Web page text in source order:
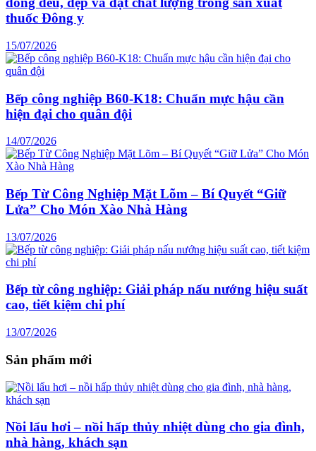
thuốc Đông y
15/07/2026
Bếp công nghiệp B60-K18: Chuẩn mực hậu cần
hiện đại cho quân đội
14/07/2026
Bếp Từ Công Nghiệp Mặt Lõm – Bí Quyết “Giữ
Lửa” Cho Món Xào Nhà Hàng
13/07/2026
Bếp từ công nghiệp: Giải pháp nấu nướng hiệu suất
cao, tiết kiệm chi phí
13/07/2026
Sản phẩm mới
Nồi lẩu hơi – nồi hấp thủy nhiệt dùng cho gia đình,
nhà hàng, khách sạn